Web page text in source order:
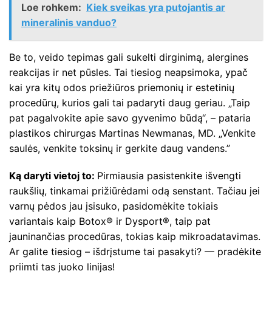
Loe rohkem: Kiek sveikas yra putojantis ar
mineralinis vanduo?
Be to, veido tepimas gali sukelti dirginimą, alergines
reakcijas ir net pūsles. Tai tiesiog neapsimoka, ypač
kai yra kitų odos priežiūros priemonių ir estetinių
procedūrų, kurios gali tai padaryti daug geriau. „Taip
pat pagalvokite apie savo gyvenimo būdą“, – pataria
plastikos chirurgas Martinas Newmanas, MD. „Venkite
saulės, venkite toksinų ir gerkite daug vandens.”
Ką daryti vietoj to: Pirmiausia pasistenkite išvengti
raukšlių, tinkamai prižiūrėdami odą senstant. Tačiau jei
varnų pėdos jau įsisuko, pasidomėkite tokiais
variantais kaip Botox® ir Dysport®, taip pat
jauninančias procedūras, tokias kaip mikroadatavimas.
Ar galite tiesiog – išdrįstume tai pasakyti? — pradėkite
priimti tas juoko linijas!